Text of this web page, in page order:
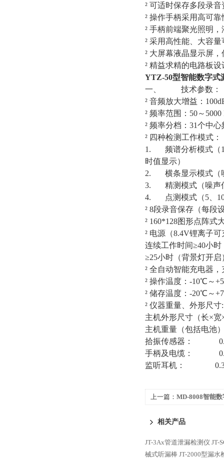
² 可适时保存多段录
² 操作手柄采用高可
² 手柄前端聚光照明
² 采用高性能、大容
² 大屏幕液晶显示屏
² 精益求精的电路板
YTZ-50型智能数字式
一、 技术参数：
² 音频放大增益：
² 频率范围：50～
² 频率分档：31个中
² 四种检测工作模式：
1. 频谱分析模式（
时值显示）
2. 横条显示模式（
3. 精测模式（噪声
4. 点测模式（5、10
² 8段录音保存（每段
² 160*128图形点阵式
² 电源（8.4V锂离子
连续工作时间≥40小
≥25小时（背景灯开启
² 全自动智能充电器
² 操作温度：-10℃～
² 储存温度：-20℃～
² 仪器重量、外形尺寸:
主机外形尺寸（长×宽
主机重量（包括电池
拾振传感器：
手柄及电缆：
监听耳机：
上一篇： MD-8008智能
相关产品
JT-3Ax管道泄漏检测仪 JT-
械式听漏棒 JT-2000型漏水